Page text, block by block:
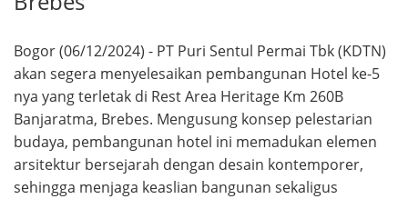
Bogor (06/12/2024) - PT Puri Sentul Permai Tbk (KDTN)
akan segera menyelesaikan pembangunan Hotel ke-5
nya yang terletak di Rest Area Heritage Km 260B
Banjaratma, Brebes. Mengusung konsep pelestarian
budaya, pembangunan hotel ini memadukan elemen
arsitektur bersejarah dengan desain kontemporer,
sehingga menjaga keaslian bangunan sekaligus